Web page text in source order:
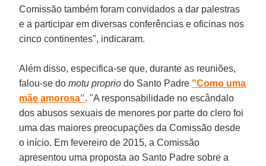
Comissão também foram convidados a dar palestras
e a participar em diversas conferências e oficinas nos
cinco continentes", indicaram.
Além disso, especifica-se que, durante as reuniões,
falou-se domotu proprio do Santo Padre "Como uma
mãe amorosa". "A responsabilidade no escândalo
dos abusos sexuais de menores por parte do clero foi
uma das maiores preocupações da Comissão desde
o início. Em fevereiro de 2015, a Comissão
apresentou uma proposta ao Santo Padre sobre a